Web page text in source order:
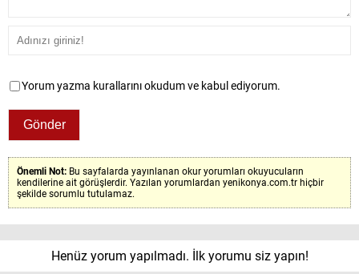
Yorum yazma kurallarını okudum ve kabul ediyorum.
Önemli Not: Bu sayfalarda yayınlanan okur yorumları okuyucuların
kendilerine ait görüşlerdir. Yazılan yorumlardan yenikonya.com.tr hiçbir
şekilde sorumlu tutulamaz.
Henüz yorum yapılmadı. İlk yorumu siz yapın!